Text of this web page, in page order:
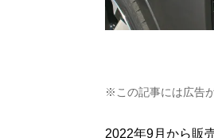
※この記事には広告
2022年9月から販